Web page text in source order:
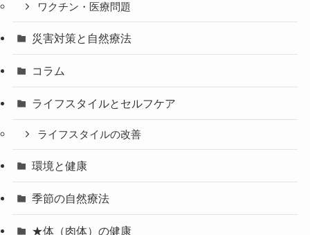
ワクチン・医療問題
災害対策と自然療法
コラム
ライフスタイルとセルフケア
ライフスタイルの改善
環境と健康
季節の自然療法
★体（肉体）の健康